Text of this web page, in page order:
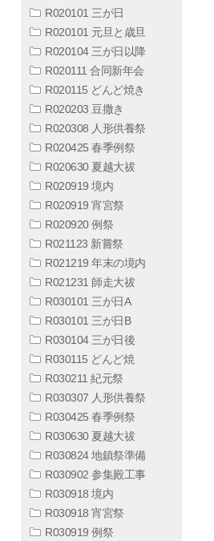
R020101 三が日
R020101 元旦と歳旦
R020104 三が日以降
R020111 合同新年会
R020115 どんど焼き
R020203 豆撒き
R020308 人形供養祭
R020425 春季例祭
R020630 夏越大祓
R020919 境内
R020919 宵宮祭
R020920 例祭
R021123 新嘗祭
R021219 年末の境内
R021231 師走大祓
R030101 三が日A
R030101 三が日B
R030104 三が日後
R030115 どんど焼
R030211 紀元祭
R030307 人形供養祭
R030425 春季例祭
R030630 夏越大祓
R030824 地鎮祭準備
R030902 参集殿工事
R030918 境内
R030918 宵宮祭
R030919 例祭